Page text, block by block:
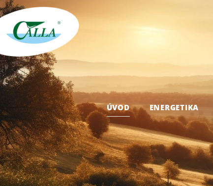
ÚVOD ENERGETIKA